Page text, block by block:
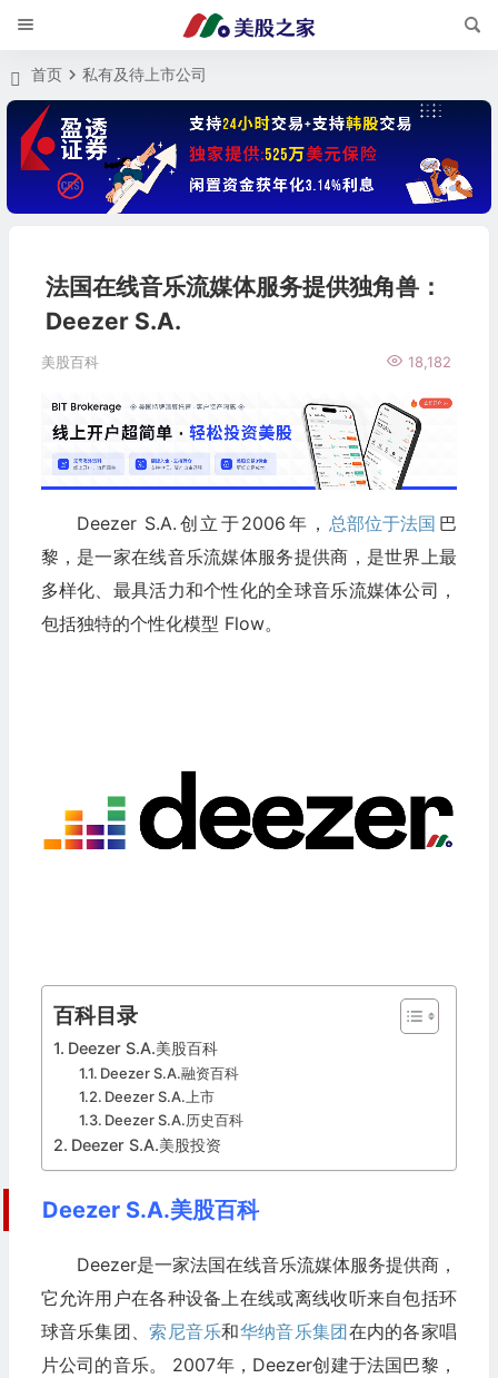
首页 私有及待上市公司
法国在线音乐流媒体服务提供独角兽：
Deezer S.A.
美股百科 18,182
Deezer S.A.创立于2006年， 总部位于法国 巴
黎，是一家在线音乐流媒体服务提供商，是世界上最
多样化、最具活力和个性化的全球音乐流媒体公司，
包括独特的个性化模型 Flow。
百科目录
Deezer S.A.美股百科
Deezer S.A.融资百科
Deezer S.A.上市
Deezer S.A.历史百科
Deezer S.A.美股投资
Deezer S.A.美股百科
Deezer是一家法国在线音乐流媒体服务提供商，
它允许用户在各种设备上在线或离线收听来自包括环
球音乐集团、索尼音乐和华纳音乐集团在内的各家唱
片公司的音乐。 2007年，Deezer创建于法国巴黎，